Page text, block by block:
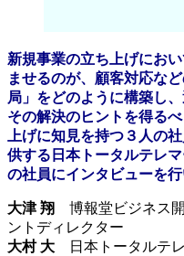
新規事業の立ち上げにお
ませるのが、顧客対応な
局」をどのように構築し
その解決のヒントを得る
上げに知見を持つ３人の
供する日本トータルテレ
の社員にインタビューを行
大津 翔
博報堂ビジネス
ントディレクター
大村 大 日本トータルテ